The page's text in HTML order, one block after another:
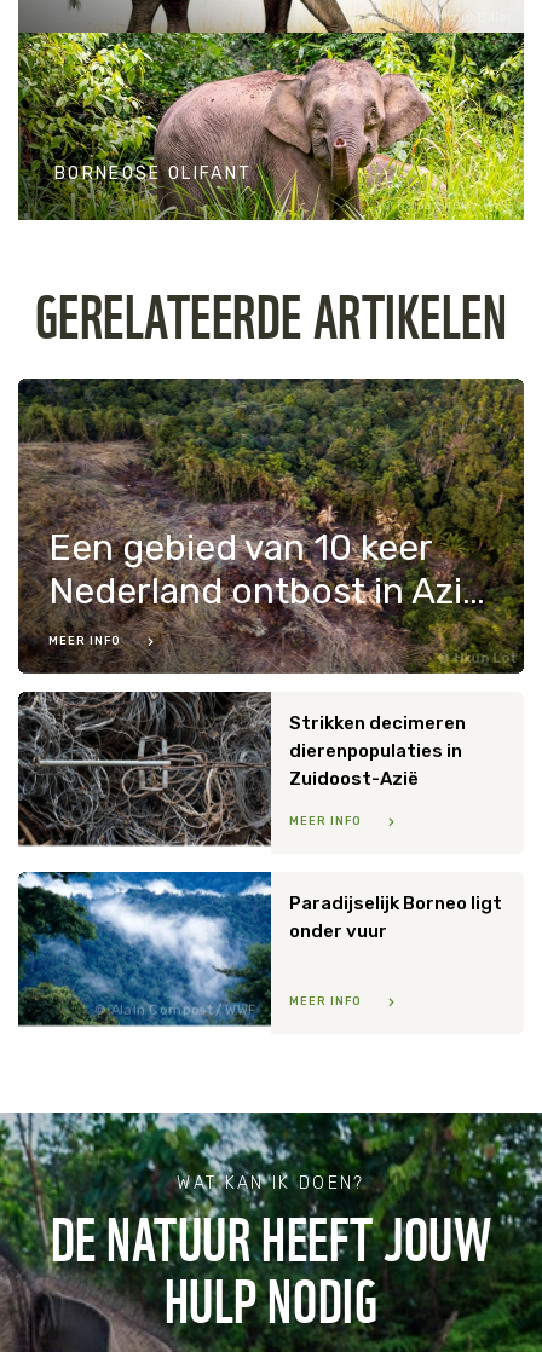
WWF / Helmut Diller
SRI LANKAANSE OLIFANT
Kaisa Siren / WWF
BORNEOSE OLIFANT
GERELATEERDE ARTIKELEN
Hkun Lot
Een gebied van 10 keer
Nederland ontbost in Azië, Afrika en Zuid-Amerika voor landbouw
MEER INFO
Strikken decimeren
dierenpopulaties in
Zuidoost-Azië
MEER INFO
Alain Compost / WWF
Paradijselijk Borneo ligt
onder vuur
MEER INFO
WAT KAN IK DOEN?
DE NATUUR HEEFT JOUW
HULP NODIG